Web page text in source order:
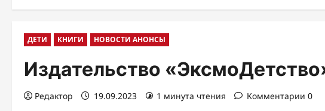
ДЕТИ КНИГИ НОВОСТИ АНОНСЫ
Издательство
Редактор 19.09.2023 1 минута чтения Комментарии 0